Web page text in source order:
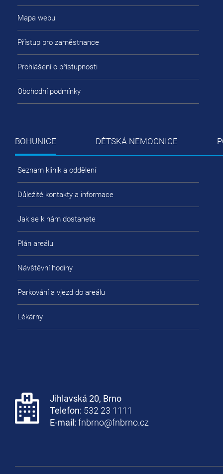
Mapa webu
Přístup pro zaměstnance
Prohlášení o přístupnosti
Obchodní podmínky
BOHUNICE DĚTSKÁ NEMOCNICE
Seznam klinik a oddělení
Důležité kontakty a informace
Jak se k nám dostanete
Plán areálu
Návštěvní hodiny
Parkování a vjezd do areálu
Lékárny
Jihlavská 20, Brno
Telefon: 532 23 1111
E-mail: fnbrno@fnbrno.cz